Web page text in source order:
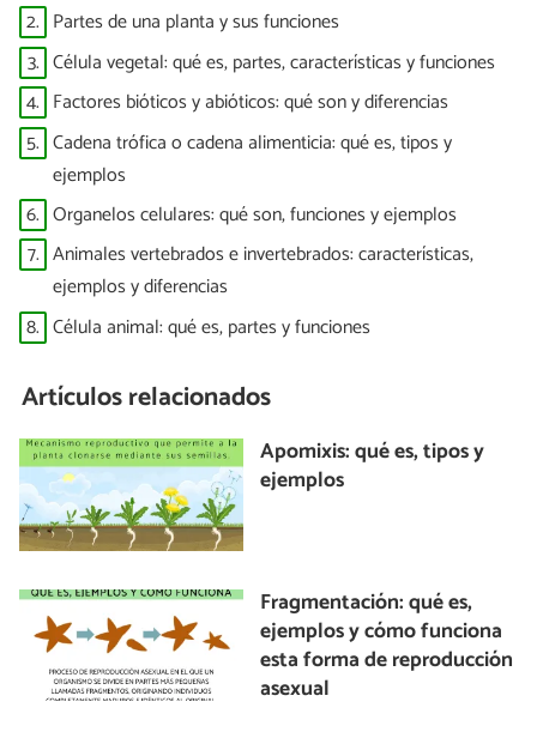
2. Partes de una planta y sus funciones
3. Célula vegetal: qué es, partes, características y funciones
4. Factores bióticos y abióticos: qué son y diferencias
5. Cadena trófica o cadena alimenticia: qué es, tipos y
ejemplos
6. Organelos celulares: qué son, funciones y ejemplos
7. Animales vertebrados e invertebrados: características,
ejemplos y diferencias
8. Célula animal: qué es, partes y funciones
Artículos relacionados
Apomixis: qué es, tipos y
ejemplos
Fragmentación: qué es,
ejemplos y cómo funciona
esta forma de reproducción
asexual